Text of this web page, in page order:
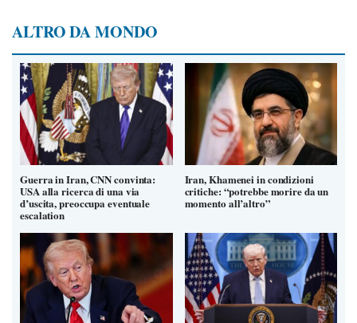
ALTRO DA MONDO
Guerra in Iran, CNN convinta:
USA alla ricerca di una via
d’uscita, preoccupa eventuale
escalation
Iran, Khamenei in condizioni
critiche: “potrebbe morire da un
momento all’altro”